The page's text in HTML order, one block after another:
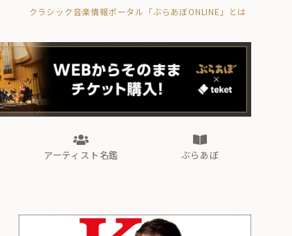
クラシック音楽情報ポータル「ぶらあぼONLINE」とは
アーティスト名鑑 ぶらあぼ
ぶらあぼブラス！
フォルテピアノ・オデッセイ